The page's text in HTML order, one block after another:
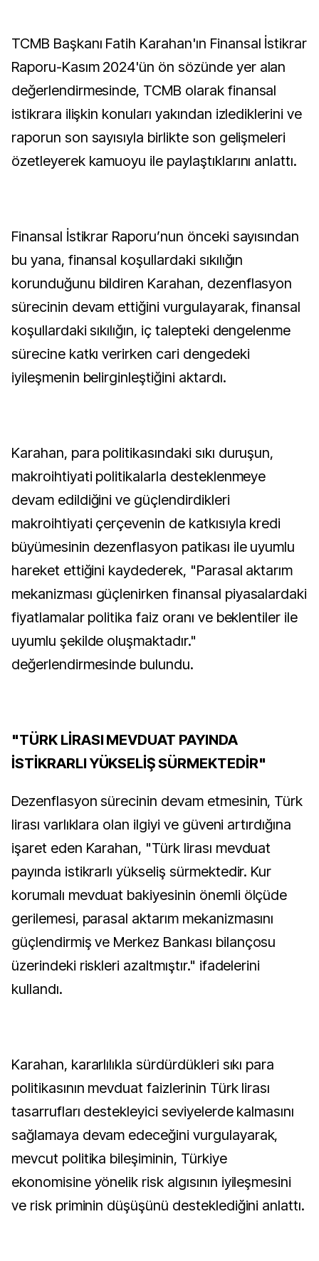
TCMB Başkanı Fatih Karahan'ın Finansal İstikrar
Raporu-Kasım 2024'ün ön sözünde yer alan
değerlendirmesinde, TCMB olarak finansal
istikrara ilişkin konuları yakından izlediklerini ve
raporun son sayısıyla birlikte son gelişmeleri
özetleyerek kamuoyu ile paylaştıklarını anlattı.
Finansal İstikrar Raporu’nun önceki sayısından
bu yana, finansal koşullardaki sıkılığın
korunduğunu bildiren Karahan, dezenflasyon
sürecinin devam ettiğini vurgulayarak, finansal
koşullardaki sıkılığın, iç talepteki dengelenme
sürecine katkı verirken cari dengedeki
iyileşmenin belirginleştiğini aktardı.
Karahan, para politikasındaki sıkı duruşun,
makroihtiyati politikalarla desteklenmeye
devam edildiğini ve güçlendirdikleri
makroihtiyati çerçevenin de katkısıyla kredi
büyümesinin dezenflasyon patikası ile uyumlu
hareket ettiğini kaydederek, "Parasal aktarım
mekanizması güçlenirken finansal piyasalardaki
fiyatlamalar politika faiz oranı ve beklentiler ile
uyumlu şekilde oluşmaktadır."
değerlendirmesinde bulundu.
"TÜRK LİRASI MEVDUAT PAYINDA
İSTİKRARLI YÜKSELİŞ SÜRMEKTEDİR"
Dezenflasyon sürecinin devam etmesinin, Türk
lirası varlıklara olan ilgiyi ve güveni artırdığına
işaret eden Karahan, "Türk lirası mevduat
payında istikrarlı yükseliş sürmektedir. Kur
korumalı mevduat bakiyesinin önemli ölçüde
gerilemesi, parasal aktarım mekanizmasını
güçlendirmiş ve Merkez Bankası bilançosu
üzerindeki riskleri azaltmıştır." ifadelerini
kullandı.
Karahan, kararlılıkla sürdürdükleri sıkı para
politikasının mevduat faizlerinin Türk lirası
tasarrufları destekleyici seviyelerde kalmasını
sağlamaya devam edeceğini vurgulayarak,
mevcut politika bileşiminin, Türkiye
ekonomisine yönelik risk algısının iyileşmesini
ve risk priminin düşüşünü desteklediğini anlattı.